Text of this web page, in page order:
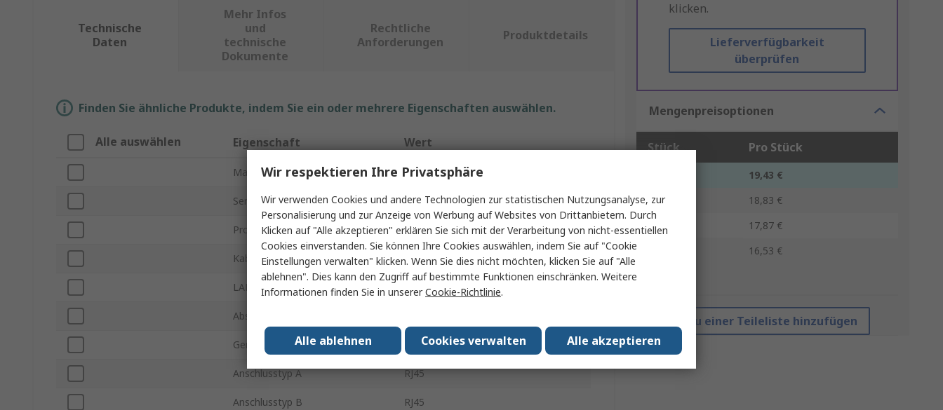
klicken.
Lieferverfügbarkeit
überprüfen
Mengenpreisoptionen
Stück Pro Stück
19,43 €
10 - 49
18,83 €
50 - 99
17,87 €
16,53 €
*Richtpreis
Zu einer Teileliste hinzufügen
Technische
Daten
Mehr Infos
und
technische
Dokumente
Rechtliche
Anforderungen
Produktdetails
Finden Sie ähnliche Produkte, indem Sie ein oder mehrere Eigenschaften auswählen.
Alle auswählen Eigenschaft Wert
Marke HARTING
Serie VARIOBOOT
Produkt Typ Ethernet-Kabel
Kabellänge 0.5m
LAN Kategorie Cat6a
Abschirmtyp
Gender Steckverbinders A Stecker
Anschlusstyp A RJ45
Anschlusstyp B RJ45
Wir respektieren Ihre Privatsphäre
Wir verwenden Cookies und andere Technologien zur statistischen Nutzungsanalyse, zur
Personalisierung und zur Anzeige von Werbung auf Websites von Drittanbietern. Durch
Klicken auf "Alle akzeptieren" erklären Sie sich mit der Verarbeitung von nicht-essentiellen
Cookies einverstanden. Sie können Ihre Cookies auswählen, indem Sie auf "Cookie
Einstellungen verwalten" klicken. Wenn Sie dies nicht möchten, klicken Sie auf "Alle
ablehnen". Dies kann den Zugriff auf bestimmte Funktionen einschränken. Weitere
Informationen finden Sie in unsererCookie-Richtlinie.
Alle akzeptieren
Cookies verwalten
Alle ablehnen